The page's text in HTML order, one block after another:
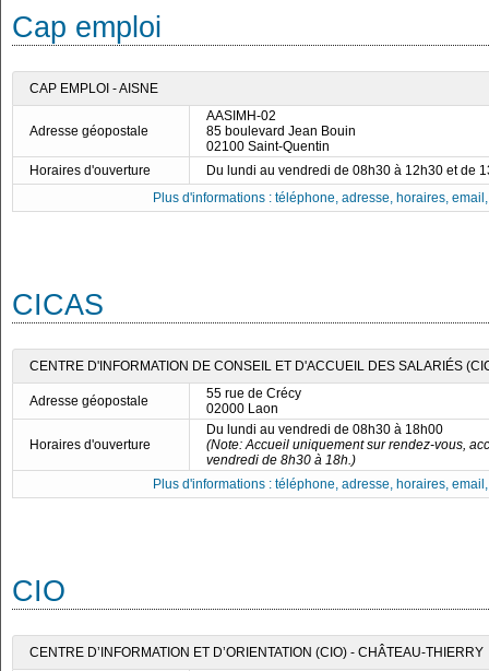
Cap emploi
CAP EMPLOI - AISNE
Adresse géopostale
AASIMH-02
85 boulevard Jean Bouin
02100 Saint-Quentin
Horaires d'ouverture
Du lundi au vendredi de 08h30 à 12h30 et de
Plus d'informations : téléphone, adresse, horaires,
CICAS
CENTRE D'INFORMATION DE CONSEIL ET D'ACCUEIL DES SALARIÉS
Adresse géopostale
55 rue de Crécy
02000 Laon
Horaires d'ouverture
Du lundi au vendredi de 08h30 à 18h00
(Note: Accueil uniquement sur rendez-vous,
vendredi de 8h30 à 18h.)
Plus d'informations : téléphone, adresse, horaires,
CIO
CENTRE D’INFORMATION ET D’ORIENTATION (CIO) - CHÂTEAU-THIERRY